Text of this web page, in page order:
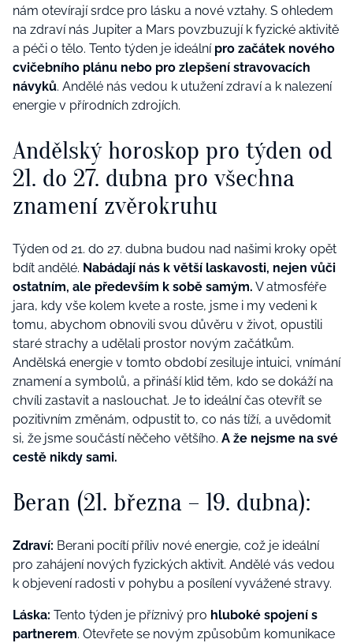
nám otevírají srdce pro lásku a nové vztahy. S ohledem
na zdraví nás Jupiter a Mars povzbuzují k fyzické aktivitě
a péči o tělo. Tento týden je ideální pro začátek nového
cvičebního plánu nebo pro zlepšení stravovacích
návyků. Andělé nás vedou k utužení zdraví a k nalezení
energie v přírodních zdrojích.
Andělský horoskop pro týden od
21. do 27. dubna pro všechna
znamení zvěrokruhu
Týden od 21. do 27. dubna budou nad našimi kroky opět
bdít andělé. Nabádají nás k větší laskavosti, nejen vůči
ostatním, ale především k sobě samým. V atmosféře
jara, kdy vše kolem kvete a roste, jsme i my vedeni k
tomu, abychom obnovili svou důvěru v život, opustili
staré strachy a udělali prostor novým začátkům.
Andělská energie v tomto období zesiluje intuici, vnímání
znamení a symbolů, a přináší klid těm, kdo se dokáží na
chvíli zastavit a naslouchat. Je to ideální čas otevřít se
pozitivním změnám, odpustit to, co nás tíží, a uvědomit
si, že jsme součástí něčeho většího. A že nejsme na své
cestě nikdy sami.
Beran (21. března – 19. dubna):
Zdraví: Berani pocítí příliv nové energie, což je ideální
pro zahájení nových fyzických aktivit. Andělé vás vedou
k objevení radosti v pohybu a posílení vyvážené stravy.
Láska: Tento týden je příznivý pro hluboké spojení s
partnerem. Otevřete se novým způsobům komunikace